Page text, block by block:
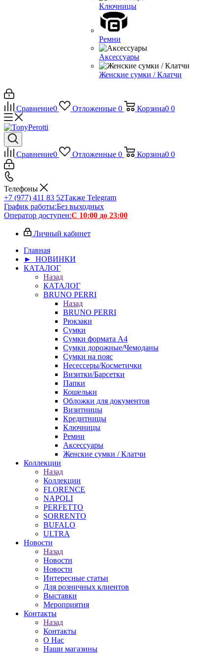
Ключницы
Ремни
Аксессуары
Женские сумки / Клатчи
Сравнение0 Отложенные 0 Корзина0 0
Сравнение0 Отложенные 0 Корзина0 0
Телефоны
+7 (977) 411 83 52Также Telegram
График работы:Без выходных
Оператор доступен:С 10:00 до 23:00
Личный кабинет
Главная
► НОВИНКИ
КАТАЛОГ
Назад
КАТАЛОГ
BRUNO PERRI
Назад
BRUNO PERRI
Рюкзаки
Сумки
Сумки формата А4
Сумки дорожные/Чемоданы
Сумки на пояс
Несессеры/Косметички
Визитки/Барсетки
Папки
Кошельки
Обложки для документов
Визитницы
Кредитницы
Ключницы
Ремни
Аксессуары
Женские сумки / Клатчи
Коллекции
Назад
Коллекции
FLORENCE
NAPOLI
PERFETTO
SORRENTO
BUFALO
ULTRA
Новости
Назад
Новости
Новости
Интересные статьи
Для розничных клиентов
Выставки
Мероприятия
Контакты
Назад
Контакты
О Нас
Наши магазины